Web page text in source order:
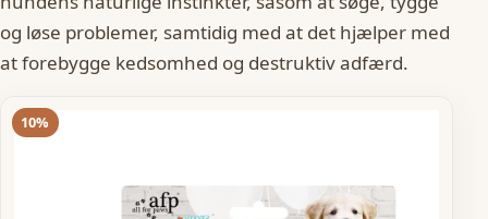
og løse problemer, samtidig med at det hjælper med
at forebygge kedsomhed og destruktiv adfærd.
10%